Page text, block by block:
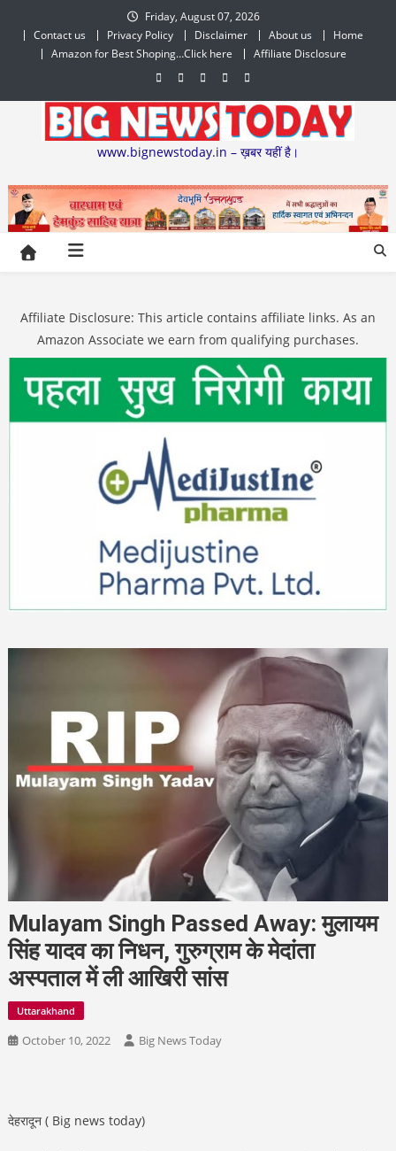
content
Friday, August 07, 2026
Contact us
Privacy Policy Disclaimer About us
Home
Amazon for Best Shoping…Click here
Affiliate Disclosure
www.bignewstoday.in – ख़बर यहीं है।
Affiliate Disclosure: This article contains affiliate links. As an
Amazon Associate we earn from qualifying purchases.
Mulayam Singh Passed Away: मुलायम
सिंह यादव का निधन, गुरुग्राम के मेदांता
अस्पताल में ली आखिरी सांस
Uttarakhand
October 10, 2022 Big News Today
देहरादून ( Big news today)